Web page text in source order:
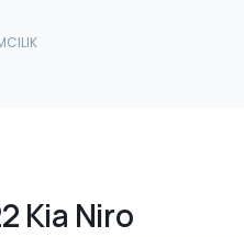
Kia Niro